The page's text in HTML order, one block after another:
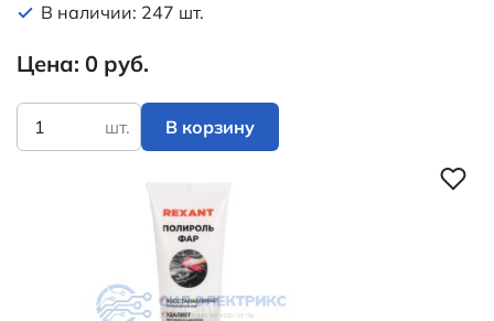
В наличии: 247 шт.
Цена: 0 руб.
шт. В корзину